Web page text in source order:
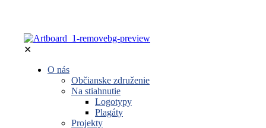
✕
O nás
Občianske združenie
Na stiahnutie
Logotypy
Plagáty
Projekty